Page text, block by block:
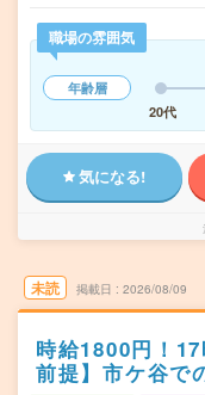
職場の雰囲気
年齢層
20代
気になる!
未読 掲載日 2026/08/09
時給1800円！
前提】市ケ谷で